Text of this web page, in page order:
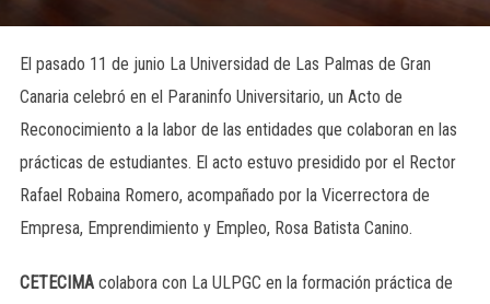
El pasado 11 de junio La Universidad de Las Palmas de Gran
Canaria celebró en el Paraninfo Universitario, un Acto de
Reconocimiento a la labor de las entidades que colaboran en las
prácticas de estudiantes. El acto estuvo presidido por el Rector
Rafael Robaina Romero, acompañado por la Vicerrectora de
Empresa, Emprendimiento y Empleo, Rosa Batista Canino.
CETECIMAcolabora con La ULPGC en la formación práctica de